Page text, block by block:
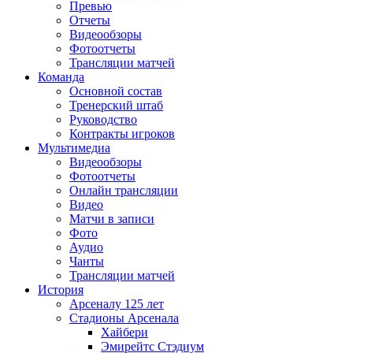
Превью
Отчеты
Видеообзоры
Фотоотчеты
Трансляции матчей
Команда
Основной состав
Тренерский штаб
Руководство
Контракты игроков
Мультимедиа
Видеообзоры
Фотоотчеты
Онлайн трансляции
Видео
Матчи в записи
Фото
Аудио
Чанты
Трансляции матчей
История
Арсеналу 125 лет
Стадионы Арсенала
Хайбери
Эмирейтс Стэдиум